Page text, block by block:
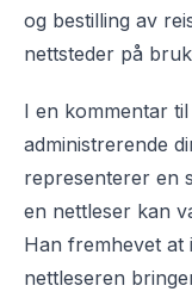
og bestilling av
nettsteder på
I en kommentar
administrerende
representerer en
en nettleser kan
Han fremhevet at
nettleseren